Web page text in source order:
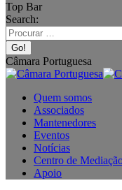
Top Bar
Search:
Câmara Portuguesa
Quem somos
Associados
Mantenedores
Eventos
Notícias
Centro de
Apoio